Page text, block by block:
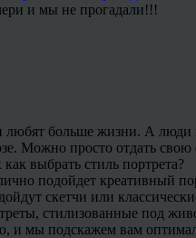
и мы не прогадали!!!
любят больше жизни. А
Можно просто отдать
выбрать стиль портрета?
подойдет креативный
скетчи или
стилизованные под
и мы подскажем вам